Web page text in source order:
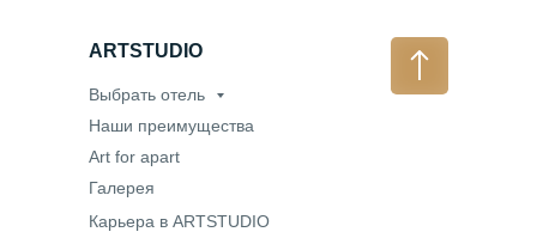
Выбрать отель
Наши преимущества
Art for apart
Карьера в ARTSTUDIO
Галерея
ARTSTUDIO